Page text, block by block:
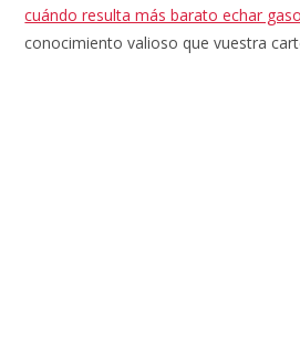
cuándo resulta más barato echar
conocimiento valioso que vuestra